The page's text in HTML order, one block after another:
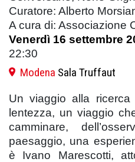
Curatore: Alberto
A cura di: Associazione
Venerdì 16 settembre
22:30
Modena Sala Truffaut
Un viaggio alla ricerca
lentezza, un viaggio
camminare,
paesaggio, una
è Ivano Marescotti,